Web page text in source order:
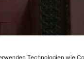
Technologien wie